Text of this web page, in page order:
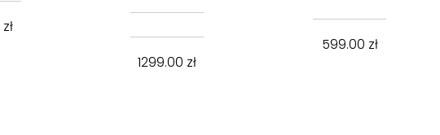
zł
1299.00 zł
599.00 zł